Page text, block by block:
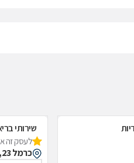
שירותי
לעסק זה
כרמל 23, רחובות